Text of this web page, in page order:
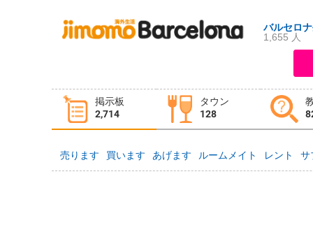
バルセロ
1,655 人
掲示板
2,714
タウン
128
タウン情報 教えて！
イベント 求人
売ります 買います あげます ルームメイト レント サ